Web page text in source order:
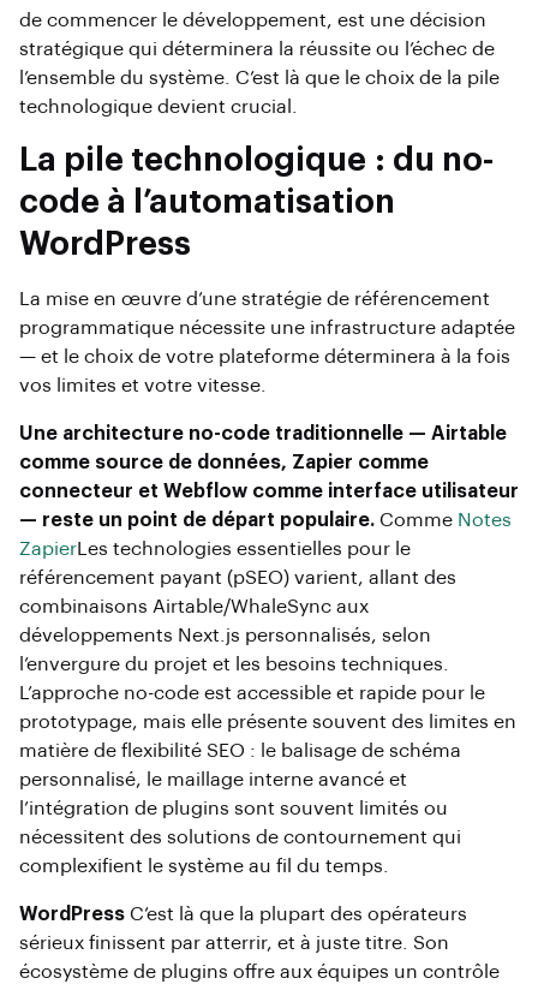
de commencer le développement, est une décision
stratégique qui déterminera la réussite ou l’échec de
l’ensemble du système. C’est là que le choix de la pile
technologique devient crucial.
La pile technologique : du no-
code à l’automatisation
WordPress
La mise en œuvre d’une stratégie de référencement
programmatique nécessite une infrastructure adaptée
— et le choix de votre plateforme déterminera à la fois
vos limites et votre vitesse.
Une architecture no-code traditionnelle — Airtable
comme source de données, Zapier comme
connecteur et Webflow comme interface utilisateur
— reste un point de départ populaire. Comme Notes
Zapier Les technologies essentielles pour le
référencement payant (pSEO) varient, allant des
combinaisons Airtable/WhaleSync aux
développements Next.js personnalisés, selon
l’envergure du projet et les besoins techniques.
L’approche no-code est accessible et rapide pour le
prototypage, mais elle présente souvent des limites en
matière de flexibilité SEO : le balisage de schéma
personnalisé, le maillage interne avancé et
l’intégration de plugins sont souvent limités ou
nécessitent des solutions de contournement qui
complexifient le système au fil du temps.
WordPress C’est là que la plupart des opérateurs
sérieux finissent par atterrir, et à juste titre. Son
écosystème de plugins offre aux équipes un contrôle